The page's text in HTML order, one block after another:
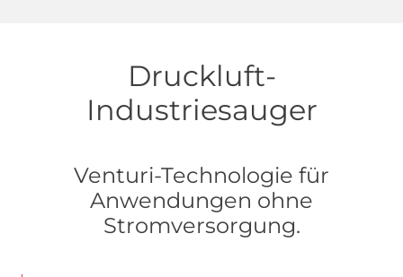
Druckluft-
Industriesauger
Venturi-Technologie für
Anwendungen ohne
Stromversorgung.